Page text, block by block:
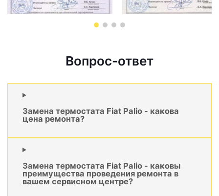
Вопрос-ответ
Замена термостата Fiat Palio - какова
цена ремонта?
Замена термостата Fiat Palio - каковы
преимущества проведения ремонта в
вашем сервисном центре?